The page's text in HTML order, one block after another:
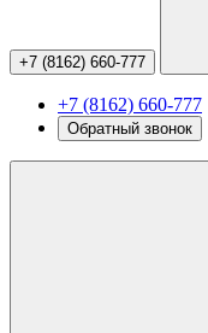
+7 (8162) 660-777
+7 (8162) 660-777
Обратный звонок